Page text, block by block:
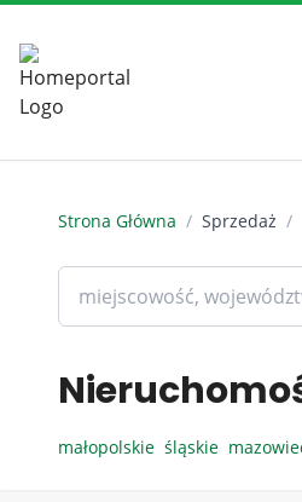
Strona Główna / Sprzedaż /
małopolskie śląskie